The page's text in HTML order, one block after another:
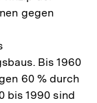
gegen
Bis 1960
60 % durch
bis 1990 sind